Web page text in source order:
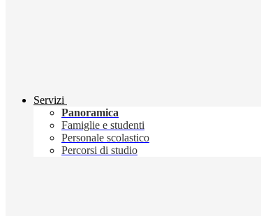
Servizi
Panoramica
Famiglie e studenti
Personale scolastico
Percorsi di studio